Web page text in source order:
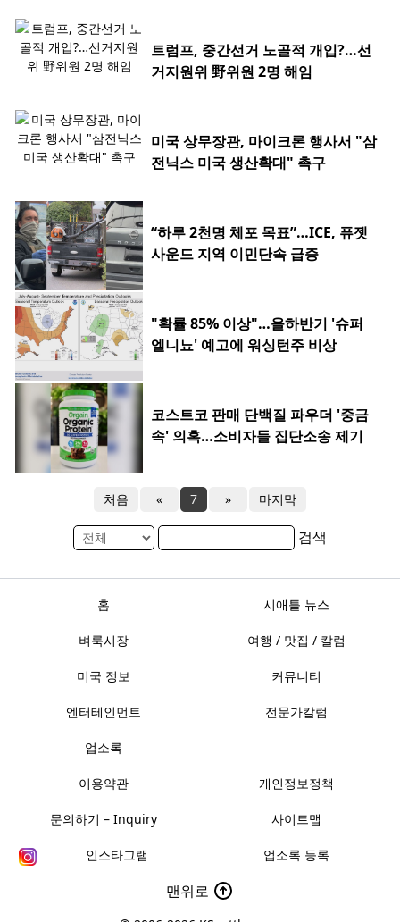
트럼프, 중간선거 노골적 개입?…선
거지원위 野위원 2명 해임
미국 상무장관, 마이크론 행사서 "삼
전닉스 미국 생산확대" 촉구
“하루 2천명 체포 목표”…ICE, 퓨젯
사운드 지역 이민단속 급증
"확률 85% 이상"…올하반기 '슈퍼
엘니뇨' 예고에 워싱턴주 비상
코스트코 판매 단백질 파우더 '중금
속' 의혹…소비자들 집단소송 제기
처음 « 7 » 마지막
검색
홈 시애틀 뉴스
벼룩시장 여행 / 맛집 / 칼럼
미국 정보 커뮤니티
엔터테인먼트 전문가칼럼
업소록
이용약관 개인정보정책
문의하기 – Inquiry 사이트맵
인스타그램 업소록 등록
맨위로